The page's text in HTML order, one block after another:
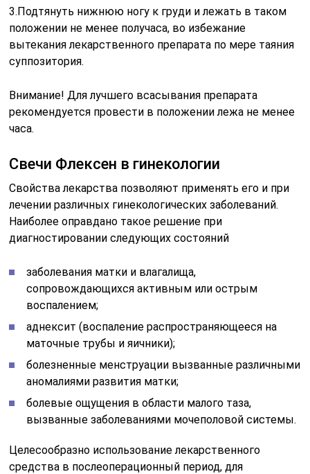
3.Подтянуть нижнюю ногу к груди и лежать в таком
положении не менее получаса, во избежание
вытекания лекарственного препарата по мере таяния
суппозитория.
Внимание! Для лучшего всасывания препарата
рекомендуется провести в положении лежа не менее
часа.
Свечи Флексен в гинекологии
Свойства лекарства позволяют применять его и при
лечении различных гинекологических заболеваний.
Наиболее оправдано такое решение при
диагностировании следующих состояний
заболевания матки и влагалища,
сопровождающихся активным или острым
воспалением;
аднексит (воспаление распространяющееся на
маточные трубы и яичники);
болезненные менструации вызванные различными
аномалиями развития матки;
болевые ощущения в области малого таза,
вызванные заболеваниями мочеполовой системы.
Целесообразно использование лекарственного
средства в послеоперационный период, для